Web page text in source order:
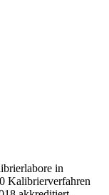
in
Kalibrierverfahren